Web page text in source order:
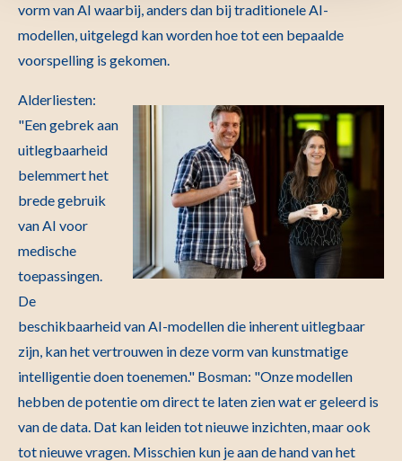
vorm van AI waarbij, anders dan bij traditionele AI-
modellen, uitgelegd kan worden hoe tot een bepaalde
voorspelling is gekomen.
Alderliesten:
"Een gebrek aan
uitlegbaarheid
belemmert het
brede gebruik
van AI voor
medische
toepassingen.
De
beschikbaarheid van AI-modellen die inherent uitlegbaar
zijn, kan het vertrouwen in deze vorm van kunstmatige
intelligentie doen toenemen." Bosman: "Onze modellen
hebben de potentie om direct te laten zien wat er geleerd is
van de data. Dat kan leiden tot nieuwe inzichten, maar ook
tot nieuwe vragen. Misschien kun je aan de hand van het